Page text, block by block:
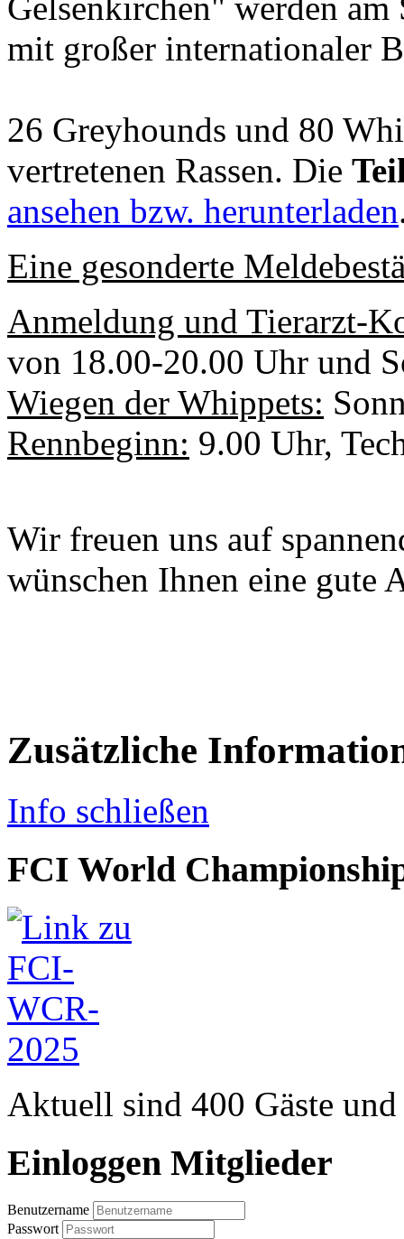
mit großer internationaler
26 Greyhounds und 80
vertretenen Rassen. Die
ansehen bzw. herunterladen
Eine gesonderte
Anmeldung und Tierarzt-
von 18.00-20.00 Uhr und
Wiegen der Whippets:
Rennbeginn: 9.00 Uhr,
Wir freuen uns auf
wünschen Ihnen eine gute
Zusätzliche
Info schließen
FCI World
Aktuell sind 400 Gäste
Einloggen Mitglieder
Benutzername
Passwort